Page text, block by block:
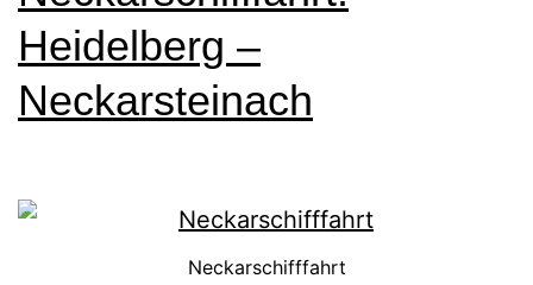
Heidelberg –
Neckarsteinach
Neckarschifffahrt